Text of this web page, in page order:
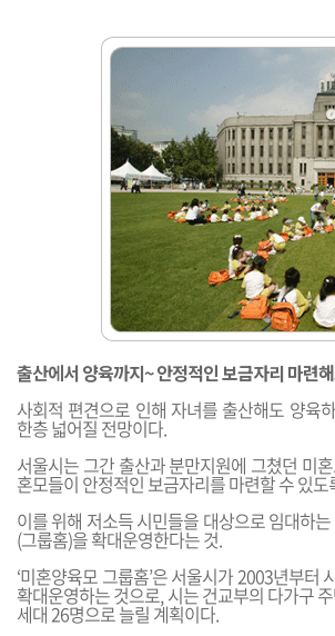
출산에서 양육까지~ 안정적인 보금자리 마련
사회적 편견으로 인해 자녀를 출산해도 양육
한층 넓어질 전망이다.
서울시는 그간 출산과 분만지원에 그쳤던 미
혼모들이 안정적인 보금자리를 마련할 수 있
이를 위해 저소득 시민들을 대상으로 임대하
(그룹홈)을 확대운영한다는 것.
‘미혼양육모 그룹홈’은 서울시가 2003년부터
확대운영하는 것으로, 시는 건교부의 다가구
세대 26명으로 늘릴 계획이다.